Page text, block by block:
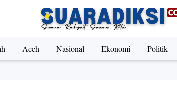
Aceh Nasional Ekonomi Politik